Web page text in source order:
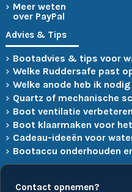
Meer weten
over PayPal
Advies & Tips
Bootadvies & tips voor
Welke Ruddersafe past
Welke anode heb ik
Quartz of mechanische
Boot ventilatie
Boot klaarmaken voor
Cadeau-ideeën voor
Bootaccu onderhouden
Contact opnemen?